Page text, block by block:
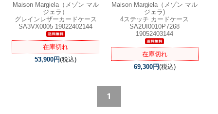
Maison Margiela（メゾン マル
ジェラ）
グレインレザーカードケース
SA3VX0005 19022402144
在庫切れ
53,900円(税込)
Maison Margiela（メゾン マル
ジェラ)
4ステッチ カードケース
SA2UI0010P7268
19052403144
在庫切れ
69,300円(税込)
1